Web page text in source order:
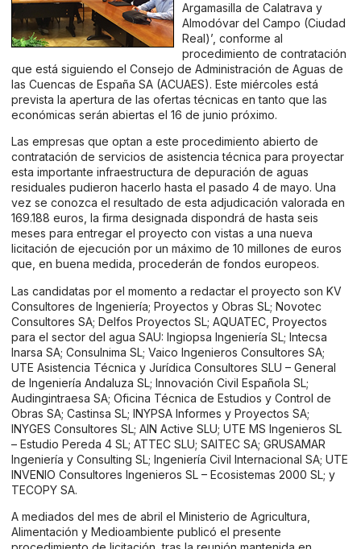
Argamasilla de Calatrava y
Almodóvar del Campo (Ciudad
Real)’, conforme al
procedimiento de contratación
que está siguiendo el Consejo de Administración de Aguas de
las Cuencas de España SA (ACUAES). Este miércoles está
prevista la apertura de las ofertas técnicas en tanto que las
económicas serán abiertas el 16 de junio próximo.
Las empresas que optan a este procedimiento abierto de
contratación de servicios de asistencia técnica para proyectar
esta importante infraestructura de depuración de aguas
residuales pudieron hacerlo hasta el pasado 4 de mayo. Una
vez se conozca el resultado de esta adjudicación valorada en
169.188 euros, la firma designada dispondrá de hasta seis
meses para entregar el proyecto con vistas a una nueva
licitación de ejecución por un máximo de 10 millones de euros
que, en buena medida, procederán de fondos europeos.
Las candidatas por el momento a redactar el proyecto son KV
Consultores de Ingeniería; Proyectos y Obras SL; Novotec
Consultores SA; Delfos Proyectos SL; AQUATEC, Proyectos
para el sector del agua SAU: Ingiopsa Ingeniería SL; Intecsa
Inarsa SA; Consulnima SL; Vaico Ingenieros Consultores SA;
UTE Asistencia Técnica y Jurídica Consultores SLU – General
de Ingeniería Andaluza SL; Innovación Civil Española SL;
Audingintraesa SA; Oficina Técnica de Estudios y Control de
Obras SA; Castinsa SL; INYPSA Informes y Proyectos SA;
INYGES Consultores SL; AIN Active SLU; UTE MS Ingenieros SL
– Estudio Pereda 4 SL; ATTEC SLU; SAITEC SA; GRUSAMAR
Ingeniería y Consulting SL; Ingeniería Civil Internacional SA; UTE
INVENIO Consultores Ingenieros SL – Ecosistemas 2000 SL; y
TECOPY SA.
A mediados del mes de abril el Ministerio de Agricultura,
Alimentación y Medioambiente publicó el presente